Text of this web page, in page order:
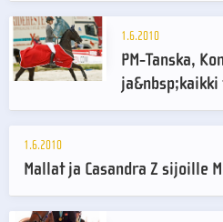
1.6.2010
PM-Tanska,
1.6.2010
Mallat ja Casandra Z sijoille